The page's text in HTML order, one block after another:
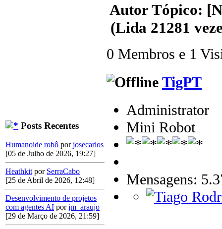
Posts Recentes
Humanoide robô porjosecarlos
[05 de Julho de 2026, 19:27]
Heathkit por SerraCabo
[25 de Abril de 2026, 12:48]
Desenvolvimento de projetos
com agentes AI porjm_araujo
[29 de Março de 2026, 21:59]
AutorTópico:
(Lida 21281
0 Membros e 1
TigPT
Administrator
Mini Robot
Mensagens: